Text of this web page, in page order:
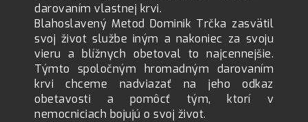
darovaním vlastnej krvi.
Blahoslavený Metod Dominik Trčka zasvätil
svoj život službe iným a nakoniec za svoju
vieru a blížnych obetoval to najcennejšie.
Týmto spoločným hromadným darovaním
krvi chceme nadviazať na jeho odkaz
obetavosti a pomôcť tým, ktorí v
nemocniciach bojujú o svoj život.